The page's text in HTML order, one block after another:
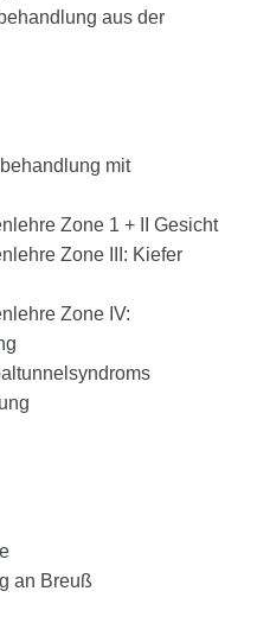
aus der
mit
Zone 1 + II Gesicht
Zone III: Kiefer
Zone IV:
an Breuß